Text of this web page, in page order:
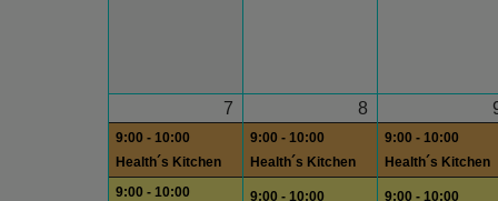
7
9:00 - 10:00
Health´s Kitchen
9:00 - 10:00
8
9:00 - 10:00
Health´s Kitchen
9:00 - 10:00
9:00 - 10:00
Health´s Kitchen
9:00 - 10:00